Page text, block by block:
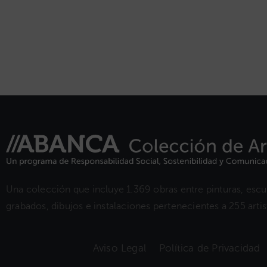
Una colección que incluye 1.369 obras entre pinturas,
grabados, dibujos e instalaciones pertenecientes a 255
Aviso Legal Política de Privacidad